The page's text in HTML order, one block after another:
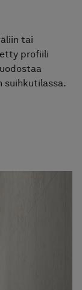
tai
profiili
suihkutilassa.